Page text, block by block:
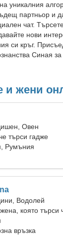
уникалния
партньор и
чат.
нови
си кръг.
Синая
и жени
Овен
търси гадже
Румъния
Водолей
която търси
връзка